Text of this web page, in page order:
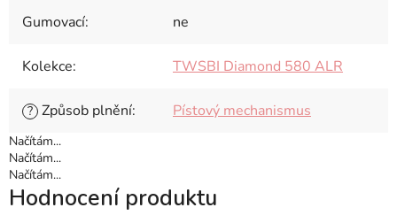
Gumovací: ne
Kolekce: TWSBI Diamond 580 ALR
? Způsob plnění: Pístový mechanismus
Načítám...
Načítám...
Načítám...
Hodnocení produktu